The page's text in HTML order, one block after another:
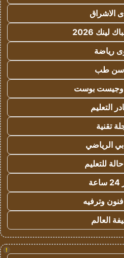
الاشراق
لينك 2026
رياضة
طب
وجيست بوست
التعليم
تقنية
الرياضي
للتعليم
وترفيه
العالم
!